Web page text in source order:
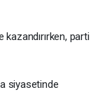
kazandırırken, parti
siyasetinde